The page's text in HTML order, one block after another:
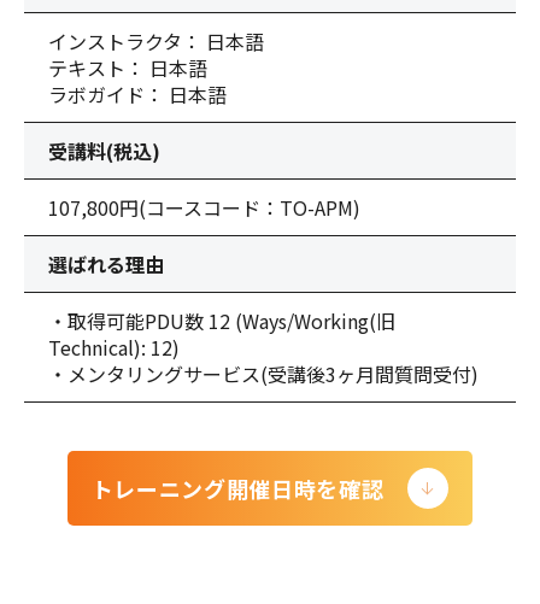
インストラクタ： 日本語
テキスト： 日本語
ラボガイド： 日本語
受講料(税込)
107,800円(コースコード：TO-APM)
選ばれる理由
・取得可能PDU数 12 (Ways/Working(旧
Technical): 12)
・メンタリングサービス(受講後3ヶ月間質問受付)
トレーニング開催日時を確認